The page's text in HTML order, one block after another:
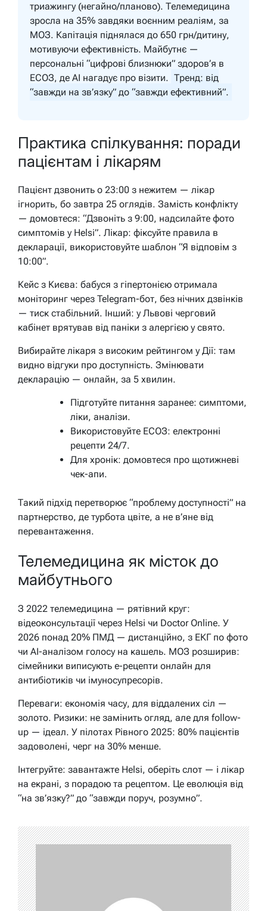
триажингу (негайно/планово). Телемедицина
зросла на 35% завдяки воєнним реаліям, за
МОЗ. Капітація піднялася до 650 грн/дитину,
мотивуючи ефективність. Майбутнє —
персональні “цифрові близнюки” здоров’я в
ЕСОЗ, де AI нагадує про візити. Тренд: від
“завжди на зв’язку” до “завжди ефективний”.
Практика спілкування: поради
пацієнтам і лікарям
Пацієнт дзвонить о 23:00 з нежитем — лікар
ігнорить, бо завтра 25 оглядів. Замість конфлікту
— домовтеся: “Дзвоніть з 9:00, надсилайте фото
симптомів у Helsi”. Лікар: фіксуйте правила в
декларації, використовуйте шаблон “Я відповім з
10:00”.
Кейс з Києва: бабуся з гіпертонією отримала
моніторинг через Telegram-бот, без нічних дзвінків
— тиск стабільний. Інший: у Львові черговий
кабінет врятував від паніки з алергією у свято.
Вибирайте лікаря з високим рейтингом у Дії: там
видно відгуки про доступність. Змінювати
декларацію — онлайн, за 5 хвилин.
Підготуйте питання заранее: симптоми,
ліки, аналізи.
Використовуйте ЕСОЗ: електронні
рецепти 24/7.
Для хронік: домовтеся про щотижневі
чек-апи.
Такий підхід перетворює “проблему доступності” на
партнерство, де турбота цвіте, а не в’яне від
перевантаження.
Телемедицина як місток до
майбутнього
З 2022 телемедицина — рятівний круг:
відеоконсультації через Helsi чи Doctor Online. У
2026 понад 20% ПМД — дистанційно, з ЕКГ по фото
чи AI-аналізом голосу на кашель. МОЗ розширив:
сімейники виписують е-рецепти онлайн для
антибіотиків чи імуносупресорів.
Переваги: економія часу, для віддалених сіл —
золото. Ризики: не замінить огляд, але для follow-
up — ідеал. У пілотах Рівного 2025: 80% пацієнтів
задоволені, черг на 30% менше.
Інтегруйте: завантажте Helsi, оберіть слот — і лікар
на екрані, з порадою та рецептом. Це еволюція від
“на зв’язку?” до “завжди поруч, розумно”.